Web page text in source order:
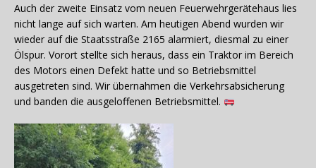
Auch der zweite Einsatz vom neuen Feuerwehrgerätehaus lies
nicht lange auf sich warten. Am heutigen Abend wurden wir
wieder auf die Staatsstraße 2165 alarmiert, diesmal zu einer
Ölspur. Vorort stellte sich heraus, dass ein Traktor im Bereich
des Motors einen Defekt hatte und so Betriebsmittel
ausgetreten sind. Wir übernahmen die Verkehrsabsicherung
und banden die ausgeloffenen Betriebsmittel.